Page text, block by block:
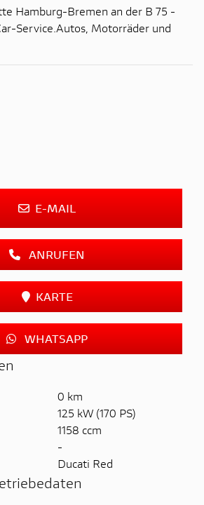
Hamburg-Bremen an der B 75 -
Service.Autos, Motorräder und
E-MAIL
ANRUFEN
KARTE
WHATSAPP
0 km
125 kW (170 PS)
1158 ccm
-
Ducati Red